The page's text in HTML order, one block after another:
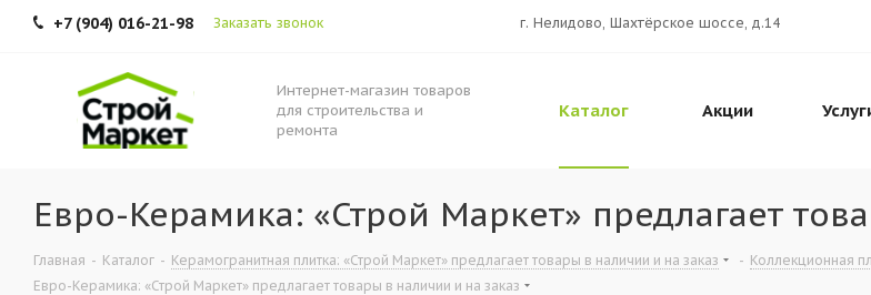
+7 (904) 016-21-98 Заказать звонок г. Нелидово, Шахтёрское шоссе, д.14
Интернет-магазин товаров
для строительства и
ремонта
Каталог Акции
Евро-Керамика: «Строй Маркет» предлагает
Главная - Каталог - Керамогранитная плитка: «Строй Маркет» предлагает товары в наличии и на заказ - Коллекционная
Евро-Керамика: «Строй Маркет» предлагает товары в наличии и на заказ